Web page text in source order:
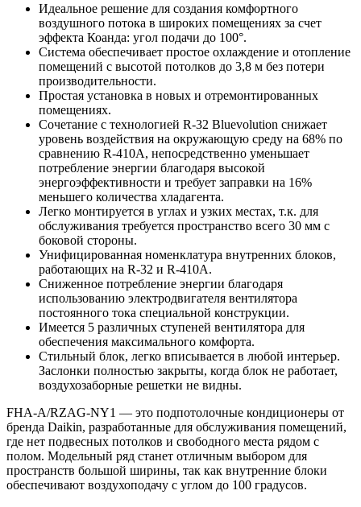
Идеальное решение для создания комфортного
воздушного потока в широких помещениях за счет
эффекта Коанда: угол подачи до 100°.
Система обеспечивает простое охлаждение и отопление
помещений с высотой потолков до 3,8 м без потери
производительности.
Простая установка в новых и отремонтированных
помещениях.
Сочетание с технологией R-32 Bluevolution снижает
уровень воздействия на окружающую среду на 68% по
сравнению R-410A, непосредственно уменьшает
потребление энергии благодаря высокой
энергоэффективности и требует заправки на 16%
меньшего количества хладагента.
Легко монтируется в углах и узких местах, т.к. для
обслуживания требуется пространство всего 30 мм с
боковой стороны.
Унифицированная номенклатура внутренних блоков,
работающих на R-32 и R-410A.
Сниженное потребление энергии благодаря
использованию электродвигателя вентилятора
постоянного тока специальной конструкции.
Имеется 5 различных ступеней вентилятора для
обеспечения максимального комфорта.
Стильный блок, легко вписывается в любой интерьер.
Заслонки полностью закрыты, когда блок не работает,
воздухозаборные решетки не видны.
FHA-A/RZAG-NY1 — это подпотолочные кондиционеры от
бренда Daikin, разработанные для обслуживания помещений,
где нет подвесных потолков и свободного места рядом с
полом. Модельный ряд станет отличным выбором для
пространств большой ширины, так как внутренние блоки
обеспечивают воздухоподачу с углом до 100 градусов.